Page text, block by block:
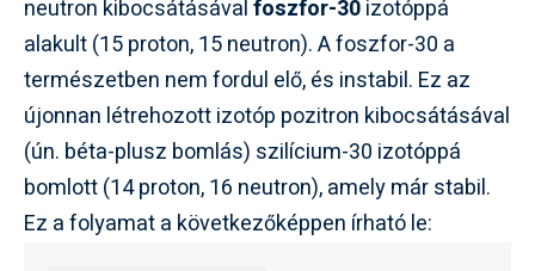
neutron kibocsátásávalfoszfor-30izotóppá
alakult (15 proton, 15 neutron). A foszfor-30 a
természetben nem fordul elő, és instabil. Ez az
újonnan létrehozott izotóp pozitron kibocsátásával
(ún. béta-plusz bomlás) szilícium-30 izotóppá
bomlott (14 proton, 16 neutron), amely már stabil.
Ez a folyamat a következőképpen írható le: